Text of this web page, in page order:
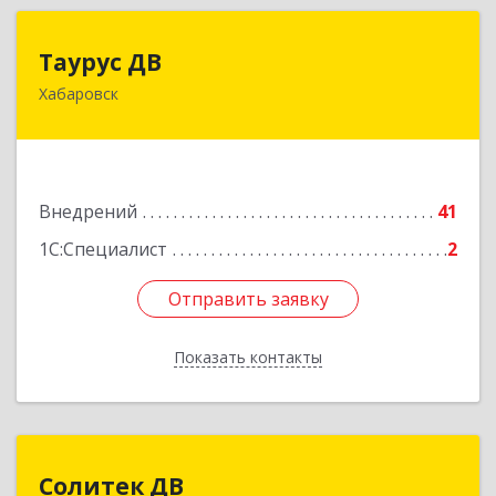
Таурус ДВ
Хабаровск
Внедрений
41
1С:Специалист
2
Отправить заявку
Показать контакты
680007, Хабаровский край, Хабаровск г,
Отправить заявку
Назад
Солитек ДВ